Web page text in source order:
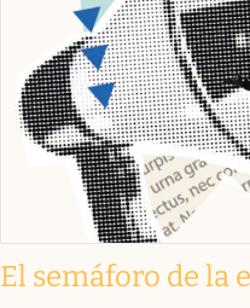
El semáforo de la